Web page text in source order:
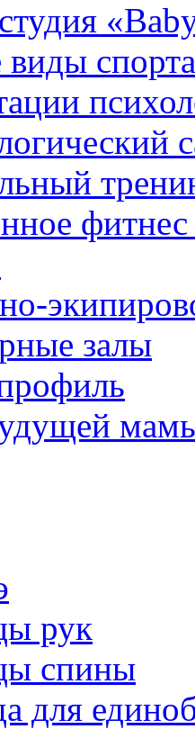
спорта
фитнес
залы
рук
спины
для